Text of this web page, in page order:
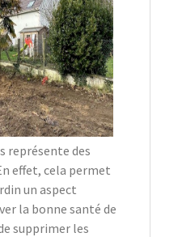
représente des
effet, cela permet
un aspect
la bonne santé de
supprimer les